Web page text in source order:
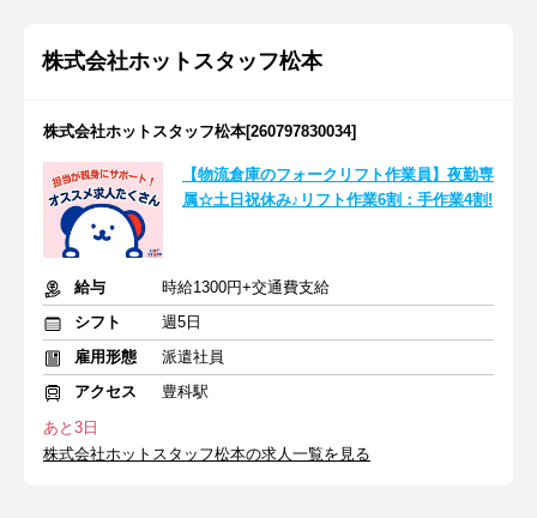
株式会社ホットスタッフ松本
株式会社ホットスタッフ松本[260797830034]
【物流倉庫のフォークリフト作業員】夜勤専
属☆土日祝休み♪リフト作業6割：手作業4割!
給与
時給1300円+交通費支給
シフト
週5日
雇用形態
派遣社員
アクセス
豊科駅
あと3日
株式会社ホットスタッフ松本の求人一覧を見る